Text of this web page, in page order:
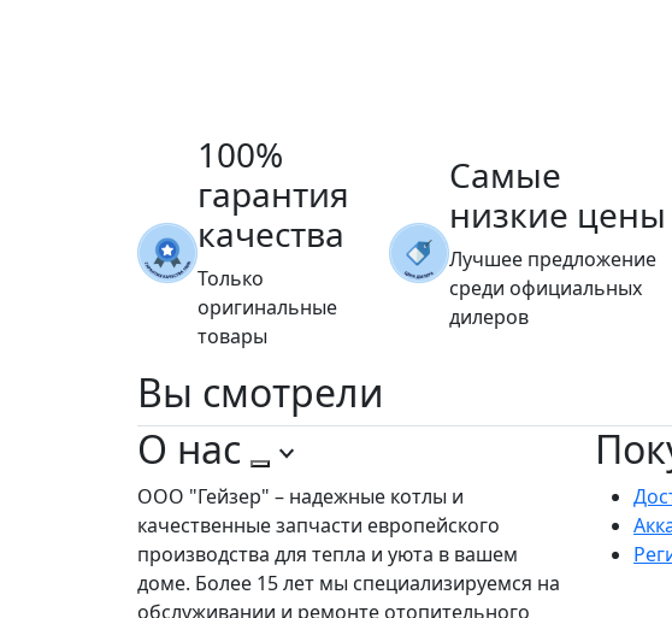
100%
гарантия
качества
Только
оригинальные
товары
Самые
низкие цены
Лучшее предложение
среди официальных
дилеров
Вы смотрели
О нас
ООО "Гейзер" – надежные котлы и
качественные запчасти европейского
производства для тепла и уюта в вашем
доме. Более 15 лет мы специализируемся на
обслуживании и ремонте отопительного